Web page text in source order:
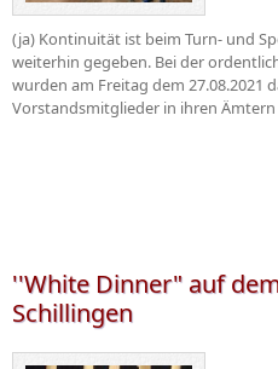
(ja) Kontinuität ist beim Turn- und
weiterhin gegeben. Bei der
wurden am Freitag dem 27.08.2021
Vorstandsmitglieder in ihren
''White Dinner" auf
Schillingen